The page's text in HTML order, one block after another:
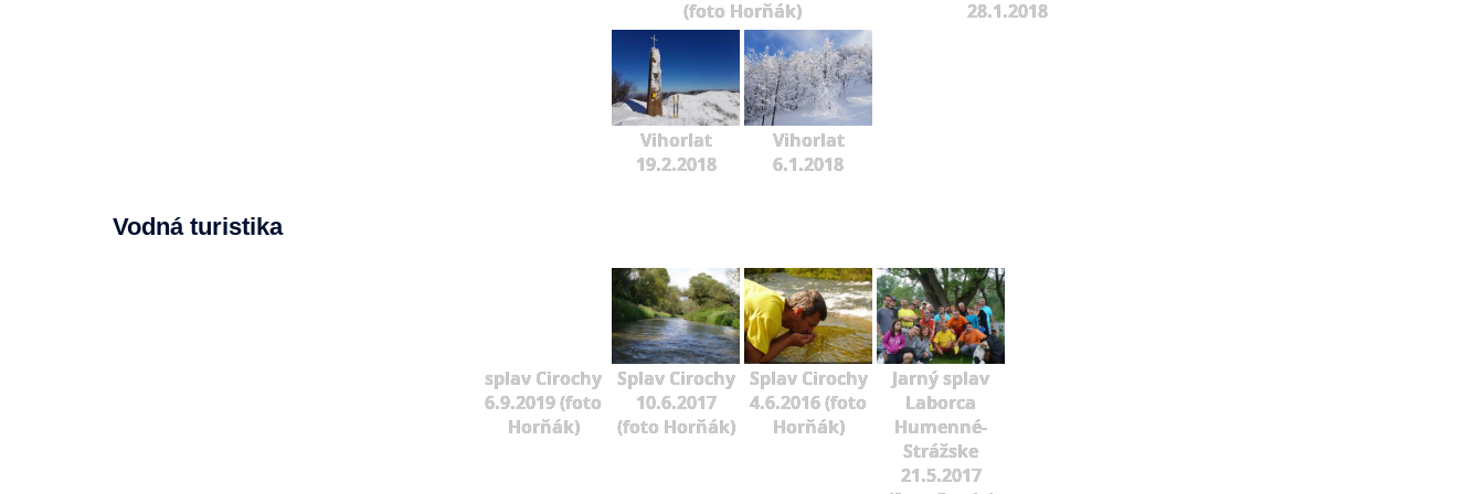
(foto Horňák) 28.1.2018
Vihorlat
19.2.2018
Vihorlat
6.1.2018
Vodná turistika
splav Cirochy
6.9.2019 (foto
Horňák)
Splav Cirochy
10.6.2017
(foto Horňák)
Splav Cirochy
4.6.2016 (foto
Horňák)
Jarný splav
Laborca
Humenné-
Strážske
21.5.2017